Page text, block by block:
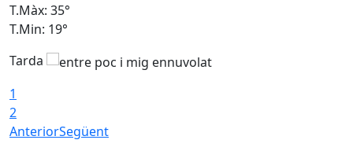
T.Màx: 35°
T.Min: 19°
Tarda
1
2
AnteriorSegüent